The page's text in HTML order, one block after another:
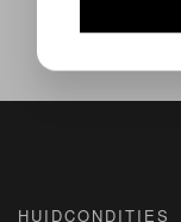
HUIDCONDITIES